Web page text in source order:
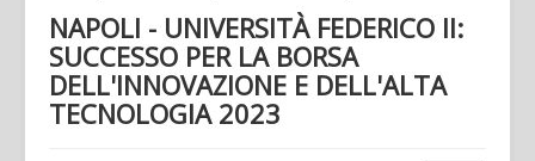
NAPOLI - UNIVERSITÀ FEDERICO II:
SUCCESSO PER LA BORSA
DELL'INNOVAZIONE E DELL'ALTA
TECNOLOGIA 2023